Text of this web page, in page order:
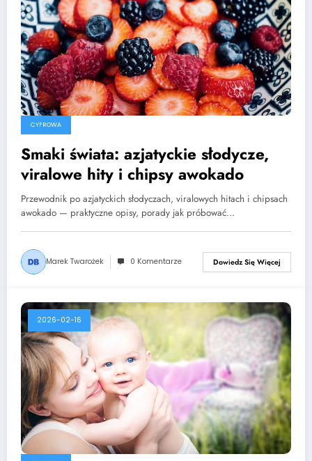
CYFROWA
Smaki świata: azjatyckie słodycze,
viralowe hity i chipsy awokado
Przewodnik po azjatyckich słodyczach, viralowych hitach i chipsach
awokado — praktyczne opisy, porady jak próbować…
Marek Twarożek 0 Komentarze Dowiedz Się Więcej
2026-02-16